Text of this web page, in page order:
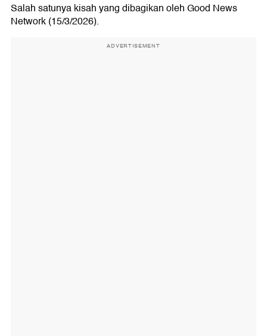
Salah satunya kisah yang dibagikan oleh Good News
Network (15/3/2026).
ADVERTISEMENT